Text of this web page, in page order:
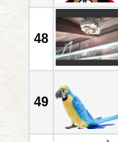
48
49